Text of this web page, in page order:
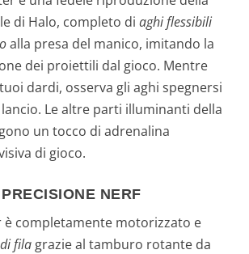
di Halo, completo di aghi flessibili
alla presa del manico, imitando la
dei proiettili dal gioco. Mentre
dardi, osserva gli aghi spegnersi
Le altre parti illuminanti della
un tocco di adrenalina
di gioco.
NERF
è completamente motorizzato e
fila grazie al tamburo rotante da